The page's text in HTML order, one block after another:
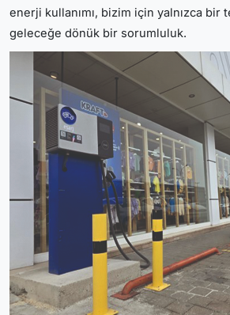
enerji kullanımı, bizim için yalnızca bir
geleceğe dönük bir sorumluluk.